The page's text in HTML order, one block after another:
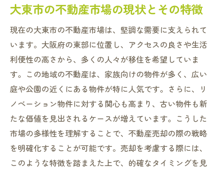
大東市の不動産市場トレンドを活用して高価売
却を目指す方法
最新トレンドを活用した売却戦略の立て方
SNSやオンラインプラットフォームを活用
した効果的な広告方法
地域イベントやコミュニティ活動を活かし
た宣伝方法
競合物件との差別化を図るためのポイント
ホームステージングで物件価値を最大化す
る方法
大東市の不動産市場の現状とその特徴
現在の大東市の不動産市場は、堅調な需要に支えられて
います。大阪府の東部に位置し、アクセスの良さや生活
利便性の高さから、多くの人々が移住を希望していま
す。この地域の不動産は、家族向けの物件が多く、広い
庭や公園の近くにある物件が特に人気です。さらに、リ
ノベーション物件に対する関心も高まり、古い物件も新
たな価値を見出されるケースが増えています。こうした
市場の多様性を理解することで、不動産売却の際の戦略
を明確化することが可能です。売却を考慮する際には、
このような特徴を踏まえた上で、的確なタイミングを見